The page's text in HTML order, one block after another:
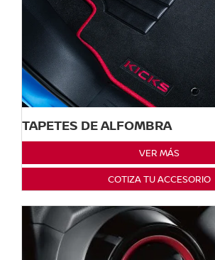
TAPETES DE ALFOMBRA
VER MÁS
COTIZA TU ACCESORIO